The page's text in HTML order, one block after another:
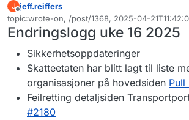
J
Frakoblet
jeff.reiffers
topic:wrote-on, /post/1368, 2025-04-
Sist endret av jeff.reiffers
Endringslogg uke 16 2025
Sikkerhetsoppdateringer
Skatteetaten har blitt lagt til liste
organisasjoner på hovedsiden Pull
Feilretting detaljsiden
#2180